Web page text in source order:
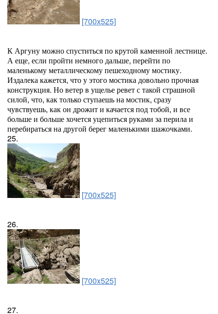
[700x525]
К Аргуну можно спуститься по крутой каменной лестнице.
А еще, если пройти немного дальше, перейти по
маленькому металлическому пешеходному мостику.
Издалека кажется, что у этого мостика довольно прочная
конструкция. Но ветер в ущелье ревет с такой страшной
силой, что, как только ступаешь на мостик, сразу
чувствуешь, как он дрожит и качается под тобой, и все
больше и больше хочется уцепиться руками за перила и
перебираться на другой берег маленькими шажочками.
25.
[700x525]
26.
[700x525]
27.